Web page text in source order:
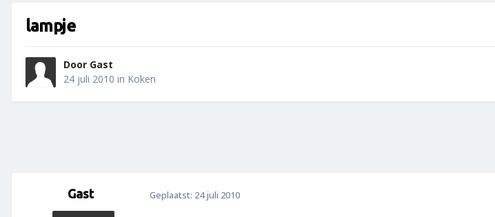
lampje
Door Gast
24 juli 2010 in Koken
Gast Geplaatst: 24 juli 2010